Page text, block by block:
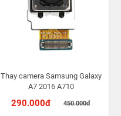
Thay camera Samsung Galaxy
A7 2016 A710
290.000đ 450.000đ